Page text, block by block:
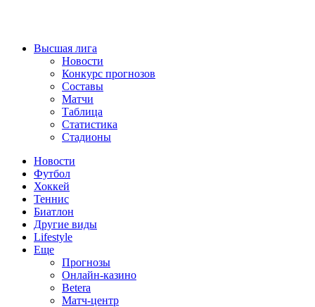
Высшая лига
Новости
Конкурс прогнозов
Составы
Матчи
Таблица
Статистика
Стадионы
Новости
Футбол
Хоккей
Теннис
Биатлон
Другие виды
Lifestyle
Еще
Прогнозы
Онлайн-казино
Betera
Матч-центр